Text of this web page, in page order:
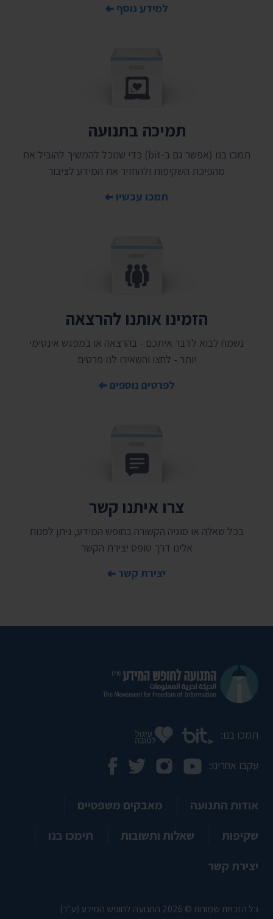
למידע נוסף
תמיכה בתנועה
תמכו בנו (אפשר גם ב-bit) כדי שנוכל להמשיך להוביל את
מהפיכת השקיפות ולהחזיר את המידע לציבור
תמכו עכשיו
הזמינו אותנו להרצאה
נשמח לבוא לדבר איתכם - בהרצאה או במפגש אינטימי
יותר - לחצו והשאירו לנו פרטים
לפרטים נוספים
צרו איתנו קשר
בכל שאלה או סוגיה הקשורה בחופש המידע, ניתן לפנות
אלינו דרך טופס יצירת הקשר
יצירת קשר
תמכו בנו:
עקבו אחרינו:
אודות התנועה
מאבקים משפטיים
שקיפות
שאלות ותשובות
תימכו בנו
יצירת קשר
כל הזכויות שמורות © 2026 התנועה לחופש המידע (ע"ר)